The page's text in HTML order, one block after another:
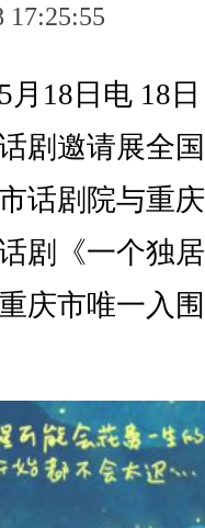
17:25:55
18日电 18日
剧邀请展全
话剧院与重
剧《一个独
庆市唯一入